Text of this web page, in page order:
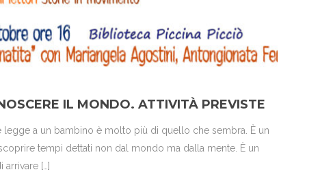
IL MONDO. ATTIVITÀ PREVISTE
a un bambino è molto più di quello che sembra. È un
tempi dettati non dal mondo ma dalla mente. È un
[…]